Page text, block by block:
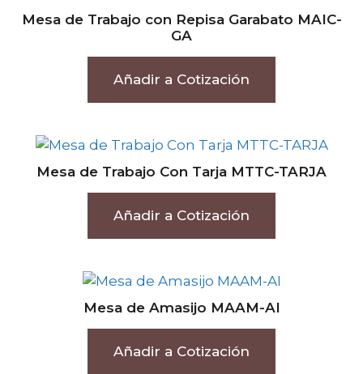
Mesa de Trabajo con Repisa Garabato MAIC-
GA
Añadir a Cotización
Mesa de Trabajo Con Tarja MTTC-TARJA
Añadir a Cotización
Mesa de Amasijo MAAM-AI
Añadir a Cotización